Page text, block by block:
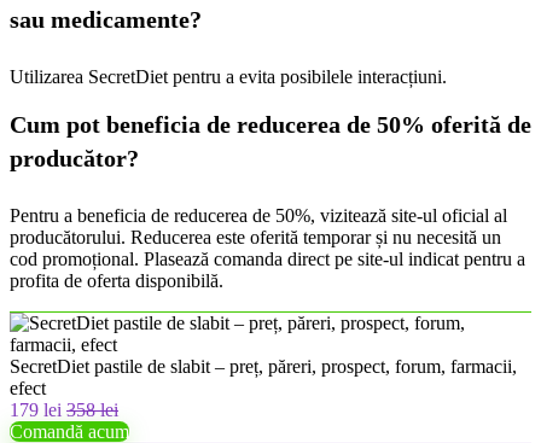
sau medicamente?
Utilizarea SecretDiet pentru a evita posibilele interacțiuni.
Cum pot beneficia de reducerea de 50% oferită de
producător?
Pentru a beneficia de reducerea de 50%, vizitează site-ul oficial al
producătorului. Reducerea este oferită temporar și nu necesită un
cod promoțional. Plasează comanda direct pe site-ul indicat pentru a
profita de oferta disponibilă.
SecretDiet pastile de slabit – preț, păreri, prospect, forum, farmacii,
efect
179 lei 358 lei
Comandă acum